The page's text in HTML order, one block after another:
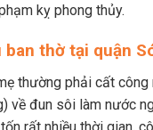
kỵ phong thủy.
thờ tại quận
thường phải cất
về đun sôi làm nước